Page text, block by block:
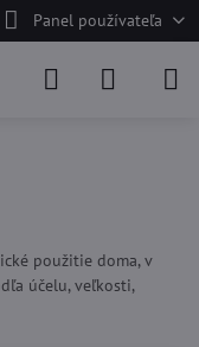
Panel používateľa
použitie doma, v
účelu, veľkosti,